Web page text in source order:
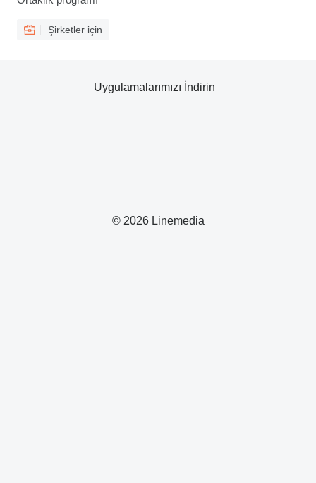
Şirketler için
© 2026 Linemedia
Uygulamalarımızı İndirin